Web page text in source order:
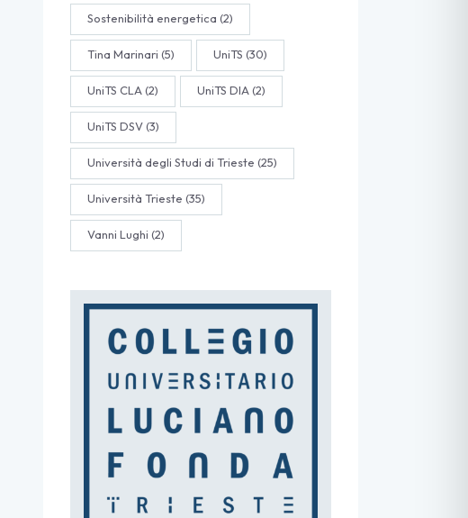
Sostenibilità energetica (2)
Tina Marinari (5) UniTS (30)
UniTS CLA(2) UniTS DIA(2)
UniTS DSV(3)
Università degli Studi di Trieste (25)
Università Trieste (35)
Vanni Lughi (2)